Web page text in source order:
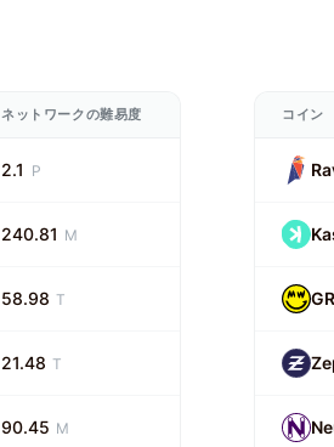
ネットワークの難易度
2.1 P
240.81 M
58.98 T
21.48 T
90.45 M
コイン